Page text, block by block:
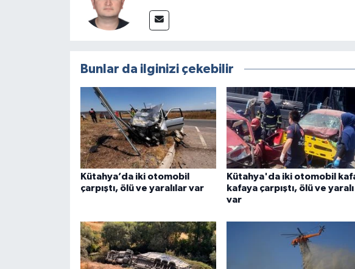
Bunlar da ilginizi çekebilir
Kütahya’da iki otomobil
çarpıştı, ölü ve yaralılar var
Kütahya'da iki otomobil
kafaya çarpıştı, ölü ve yaralı
var